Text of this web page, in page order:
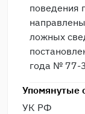
поведения
ложных
года № 77-
Упомянутые
УК РФ